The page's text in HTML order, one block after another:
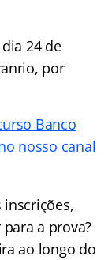
24 de
por
Banco
nosso canal
inscrições,
a prova?
ao longo do